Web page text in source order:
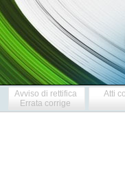
Avviso di rettifica
Errata corrige
Atti